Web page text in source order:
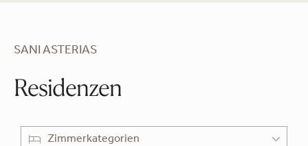
SANI ASTERIAS
Residenzen
Zimmerkategorien